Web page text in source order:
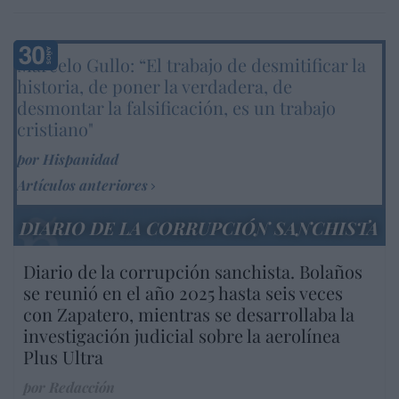
Marcelo Gullo: “El trabajo de desmitificar la
historia, de poner la verdadera, de
desmontar la falsificación, es un trabajo
cristiano"
por Hispanidad
Artículos anteriores
DIARIO DE LA CORRUPCIÓN SANCHISTA
Diario de la corrupción sanchista. Bolaños
se reunió en el año 2025 hasta seis veces
con Zapatero, mientras se desarrollaba la
investigación judicial sobre la aerolínea
Plus Ultra